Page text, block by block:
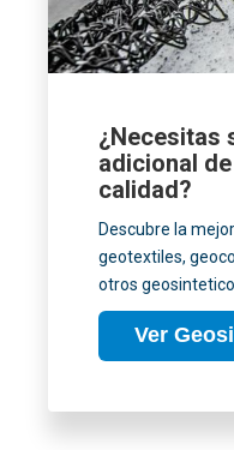
¿Necesitas
adicional
calidad?
Descubre la
geotextiles,
otros
Ver